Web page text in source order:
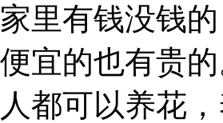
家里有钱没钱
便宜的也有贵
人都可以养花